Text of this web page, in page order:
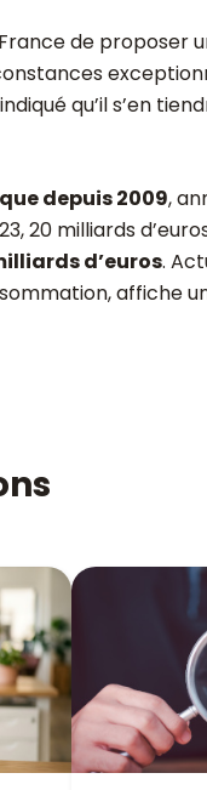
de proposer
qu’il s’en
depuis 2009,
20 milliards
d’euros.
affiche